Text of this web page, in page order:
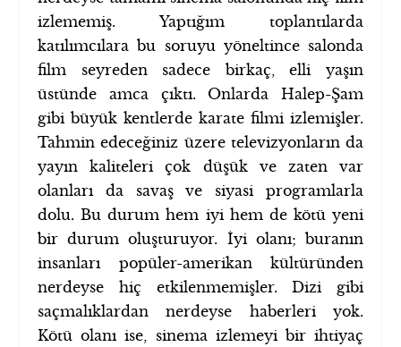
izlememiş. Yaptığım toplantılarda
katılımcılara bu soruyu yöneltince salonda
film seyreden sadece birkaç, elli yaşın
üstünde amca çıktı. Onlarda Halep-Şam
gibi büyük kentlerde karate filmi izlemişler.
Tahmin edeceğiniz üzere televizyonların da
yayın kaliteleri çok düşük ve zaten var
olanları da savaş ve siyasi programlarla
dolu. Bu durum hem iyi hem de kötü yeni
bir durum oluşturuyor. İyi olanı; buranın
insanları popüler-amerikan kültüründen
nerdeyse hiç etkilenmemişler. Dizi gibi
saçmalıklardan nerdeyse haberleri yok.
Kötü olanı ise, sinema izlemeyi bir ihtiyaç